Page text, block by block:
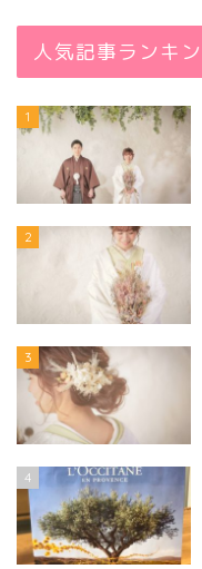
人気記事ランキ
1
2
3
4